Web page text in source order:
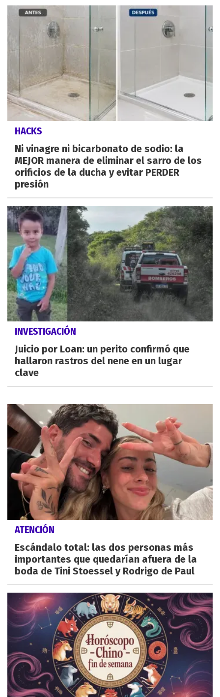
HACKS
Ni vinagre ni bicarbonato de sodio: la
MEJOR manera de eliminar el sarro de los
orificios de la ducha y evitar PERDER
presión
INVESTIGACIÓN
Juicio por Loan: un perito confirmó que
hallaron rastros del nene en un lugar
clave
ATENCIÓN
Escándalo total: las dos personas más
importantes que quedarían afuera de la
boda de Tini Stoessel y Rodrigo de Paul